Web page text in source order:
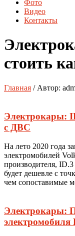
Фото
Видео
Контакты
стоить
Главная / Автор:
Электрокары:
с ДВС
На лето 2020 года
электромобилей
производителя,
будет дешевле с
чем сопоставимые
Электрокары:
электромобиля